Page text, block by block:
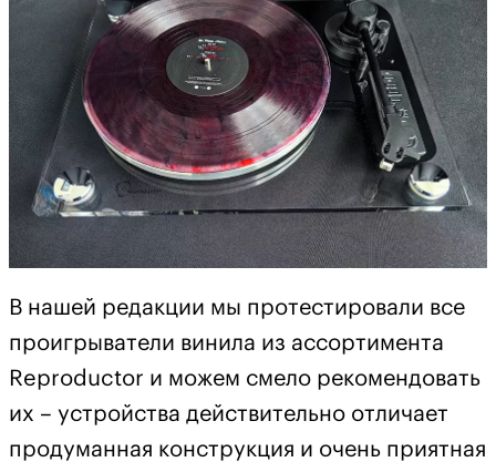
В нашей редакции мы протестировали все
проигрыватели винила из ассортимента
Reproductor и можем смело рекомендовать
их – устройства действительно отличает
продуманная конструкция и очень приятная